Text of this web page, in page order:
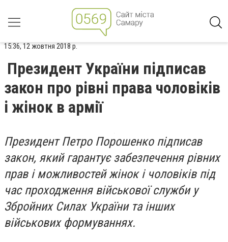
15:36, 12 жовтня 2018 р.
Президент України підписав
закон про рівні права чоловіків
і жінок в армії
Президент Петро Порошенко підписав
закон, який гарантує забезпечення рівних
прав і можливостей жінок і чоловіків під
час проходження військової служби у
Збройних Силах України та інших
військових формуваннях.